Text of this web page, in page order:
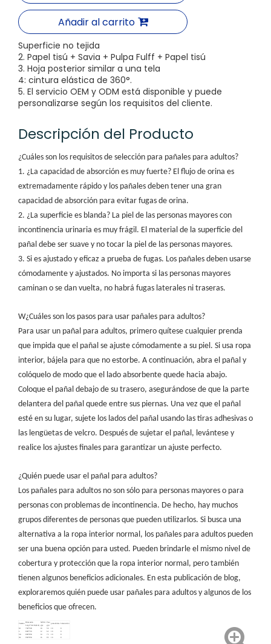
Añadir al carrito
Superficie no tejida
2. Papel tisú + Savia + Pulpa Fulff + Papel tisú
3. Hoja posterior similar a una tela
4: cintura elástica de 360°.
5. El servicio OEM y ODM está disponible y puede
personalizarse según los requisitos del cliente.
Descripción del Producto
¿Cuáles son los requisitos de selección para pañales para adultos?
1. ¿La capacidad de absorción es muy fuerte? El flujo de orina es
extremadamente rápido y los pañales deben tener una gran
capacidad de absorción para evitar fugas de orina.
2. ¿La superficie es blanda? La piel de las personas mayores con
incontinencia urinaria es muy frágil. El material de la superficie del
pañal debe ser suave y no tocar la piel de las personas mayores.
3. Si es ajustado y eficaz a prueba de fugas. Los pañales deben usarse
cómodamente y ajustados. No importa si las personas mayores
caminan o se dan vuelta, no habrá fugas laterales ni traseras.
W¿Cuáles son los pasos para usar pañales para adultos?
Para usar un pañal para adultos, primero quítese cualquier prenda
que impida que el pañal se ajuste cómodamente a su piel. Si usa ropa
interior, bájela para que no estorbe. A continuación, abra el pañal y
colóquelo de modo que el lado absorbente quede hacia abajo.
Coloque el pañal debajo de su trasero, asegurándose de que la parte
delantera del pañal quede entre sus piernas. Una vez que el pañal
esté en su lugar, sujete los lados del pañal usando las tiras adhesivas o
las lengüetas de velcro. Después de sujetar el pañal, levántese y
realice los ajustes finales para garantizar un ajuste perfecto.
¿Quién puede usar el pañal para adultos?
Los pañales para adultos no son sólo para personas mayores o para
personas con problemas de incontinencia. De hecho, hay muchos
grupos diferentes de personas que pueden utilizarlos. Si busca una
alternativa a la ropa interior normal, los pañales para adultos pueden
ser una buena opción para usted. Pueden brindarle el mismo nivel de
cobertura y protección que la ropa interior normal, pero también
tienen algunos beneficios adicionales. En esta publicación de blog,
exploraremos quién puede usar pañales para adultos y algunos de los
beneficios que ofrecen.
Tamaño
Dimensión SAVIA Peso
piezas/bolsa bolsa/cartón
Largo*Ancho(mm) g/pc
g/pc
M
760*590 56
L
800*710 12 62
SG
880*850 14 75
XL 960*850 16 85